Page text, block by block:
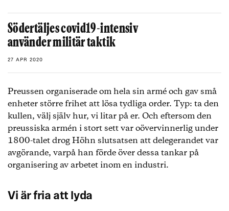
Södertäljes covid19-intensiv
använder militär taktik
27 APR 2020
Preussen organiserade om hela sin armé och gav små
enheter större frihet att lösa tydliga order. Typ: ta den
kullen, välj själv hur, vi litar på er. Och eftersom den
preussiska armén i stort sett var oövervinnerlig under
1800-talet drog Höhn slutsatsen att delegerandet var
avgörande, varpå han förde över dessa tankar på
organisering av arbetet inom en industri.
Vi är fria att lyda